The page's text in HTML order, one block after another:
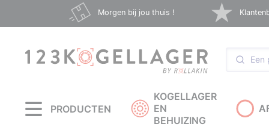
Morgen bij jou thuis !
PRODUCTEN
KOGELLAGER
EN
BEHUIZING